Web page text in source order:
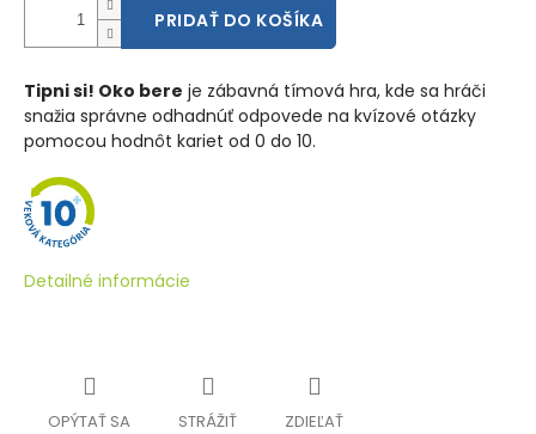
PRIDAŤ DO KOŠÍKA
Tipni si! Oko bere je zábavná tímová hra, kde sa hráči
snažia správne odhadnúť odpovede na kvízové otázky
pomocou hodnôt kariet od 0 do 10.
Detailné informácie
OPÝTAŤ SA STRÁŽIŤ ZDIEĽAŤ